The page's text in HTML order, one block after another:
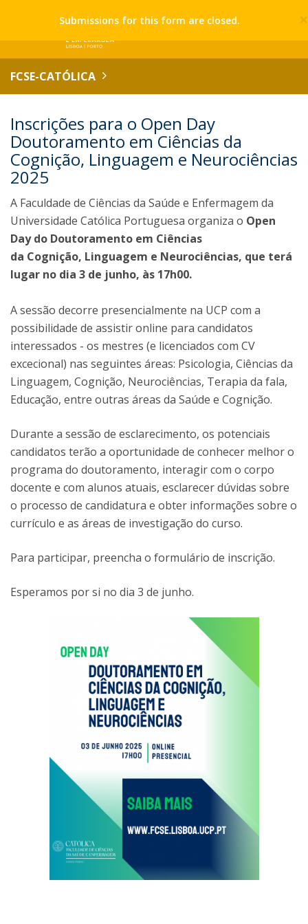
×
Submissions for this form are closed.
FCSE-CATÓLICA
Inscrições para o Open Day
Doutoramento em Ciências da
Cognição, Linguagem e Neurociências
2025
A Faculdade de Ciências da Saúde e Enfermagem da
Universidade Católica Portuguesa organiza o Open
Day do Doutoramento em Ciências
da Cognição, Linguagem e Neurociências, que terá
lugar no dia 3 de junho, às 17h00.
A sessão decorre presencialmente na UCP com a
possibilidade de assistir online para candidatos
interessados - os mestres (e licenciados com CV
excecional) nas seguintes áreas: Psicologia, Ciências da
Linguagem, Cognição, Neurociências, Terapia da fala,
Educação, entre outras áreas da Saúde e Cognição.
Durante a sessão de esclarecimento, os potenciais
candidatos terão a oportunidade de conhecer melhor o
programa do doutoramento, interagir com o corpo
docente e com alunos atuais, esclarecer dúvidas sobre
o processo de candidatura e obter informações sobre o
currículo e as áreas de investigação do curso.
Para participar, preencha o formulário de inscrição.
Esperamos por si no dia 3 de junho.